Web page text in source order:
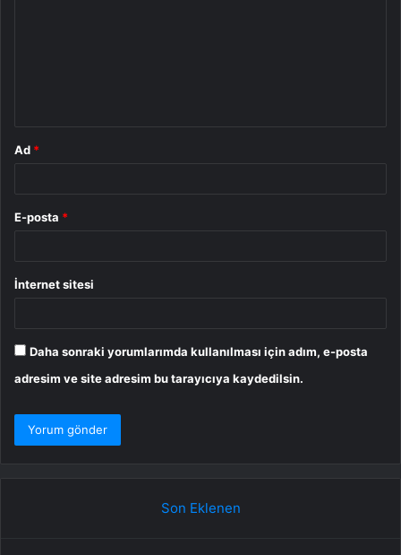
Ad *
E-posta *
İnternet sitesi
Daha sonraki yorumlarımda kullanılması için adım, e-posta
adresim ve site adresim bu tarayıcıya kaydedilsin.
Son Eklenen